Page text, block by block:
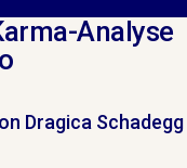
Analyse
Dragica Schadegg